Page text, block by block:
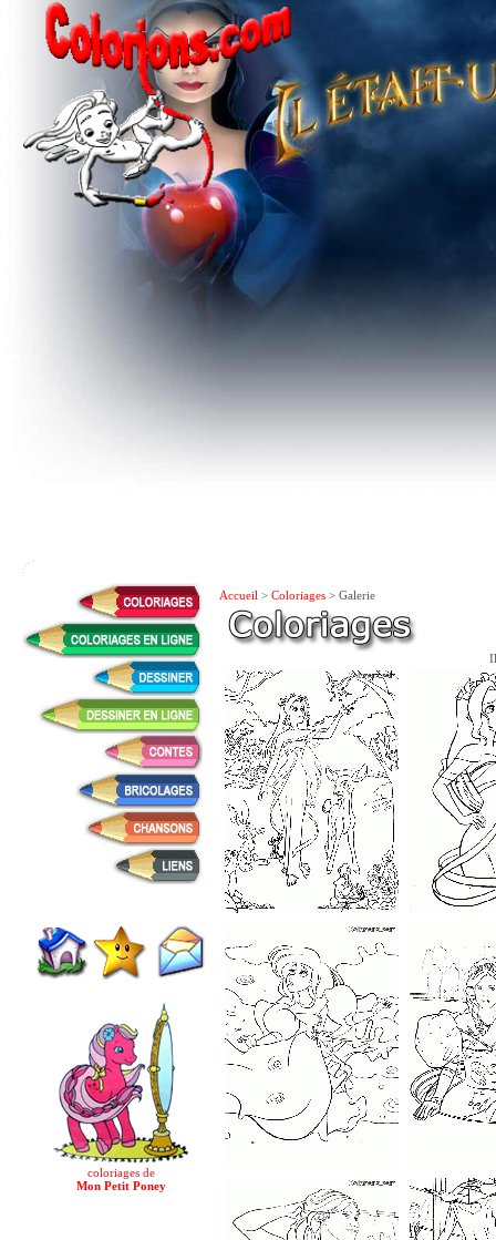
coloriages de
Mon Petit Poney
Accueil > Coloriages > Galerie